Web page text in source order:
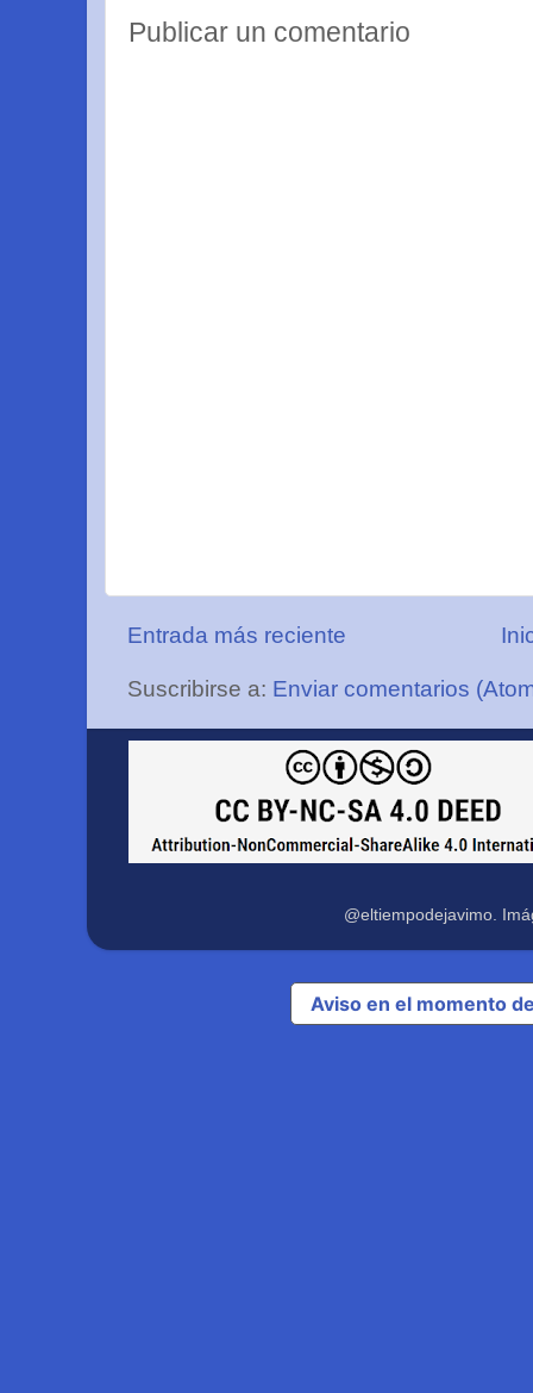
Publicar un comentario
Entrada más reciente
Suscribirse a: Enviar comentarios
@eltiempodejavimo.
Aviso en el momento